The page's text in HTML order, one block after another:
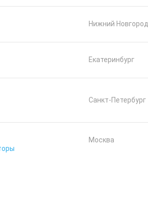
Нижний Новгород
Екатеринбург
Санкт-Петербург
Москва